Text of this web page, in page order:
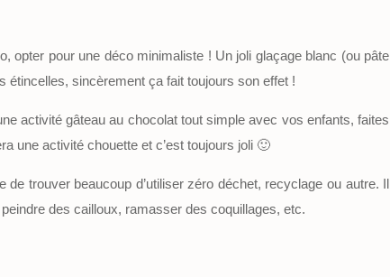
opter pour une déco minimaliste ! Un joli glaçage blanc (ou pâte
étincelles, sincèrement ça fait toujours son effet !
activité gâteau au chocolat tout simple avec vos enfants, faites
une activité chouette et c’est toujours joli 🙂
trouver beaucoup d’utiliser zéro déchet, recyclage ou autre. Il
des cailloux, ramasser des coquillages, etc.